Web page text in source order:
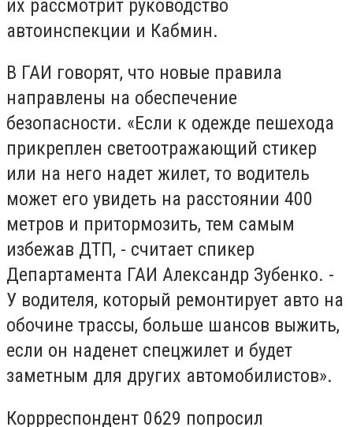
их рассмотрит руководство
автоинспекции и Кабмин.
В ГАИ говорят, что новые правила
направлены на обеспечение
безопасности. «Если к одежде пешехода
прикреплен светоотражающий стикер
или на него надет жилет, то водитель
может его увидеть на расстоянии 400
метров и притормозить, тем самым
избежав ДТП, - считает спикер
Департамента ГАИ Александр Зубенко. -
У водителя, который ремонтирует авто на
обочине трассы, больше шансов выжить,
если он наденет спецжилет и будет
заметным для других автомобилистов».
Коррреспондент 0629 попросил